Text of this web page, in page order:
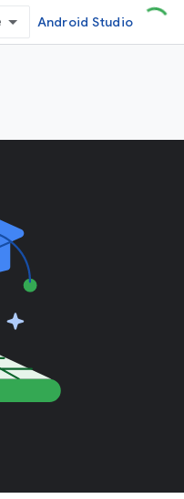
Android Studio